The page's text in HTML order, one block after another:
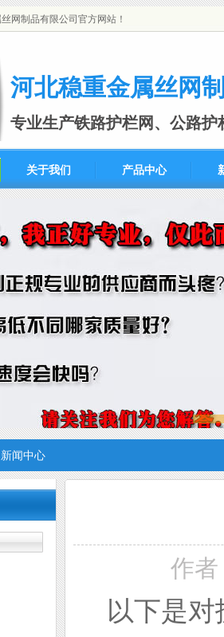
网制品有限公司官方网站！
河北稳重金属丝网
专业生产铁路护栏网、公路护
关于我们 产品中心
新闻中心
作者
以下是